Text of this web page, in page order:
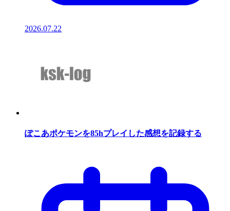
2026.07.22
ぽこあポケモンを85hプレイした感想を記録する